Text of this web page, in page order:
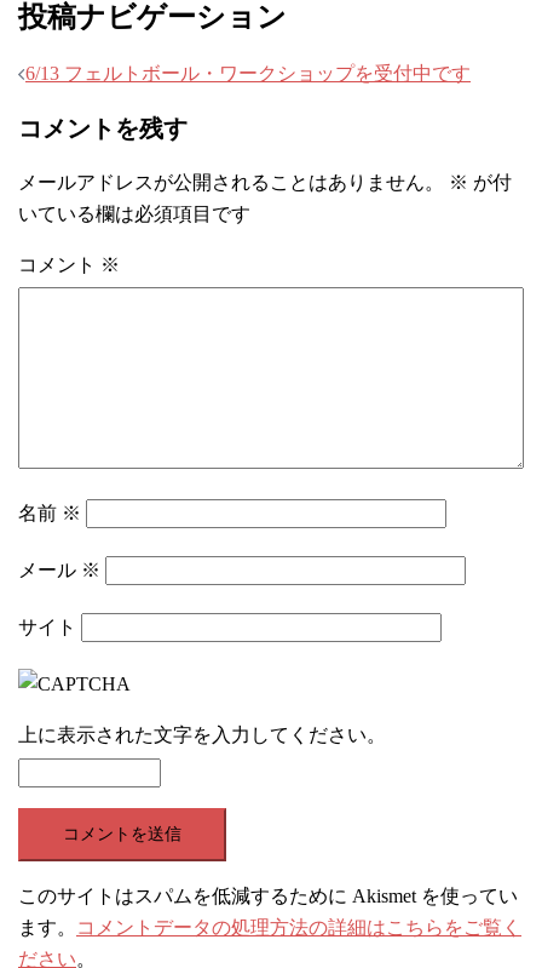
投稿ナビゲーション
6/13 フェルトボール・ワークショップを受付中です
コメントを残す
メールアドレスが公開されることはありません。 ※ が付
いている欄は必須項目です
コメント ※
名前 ※
メール ※
サイト
上に表示された文字を入力してください。
このサイトはスパムを低減するために Akismet を使ってい
ます。
コメントデータの処理方法の詳細はこちらをご覧く
ださい。